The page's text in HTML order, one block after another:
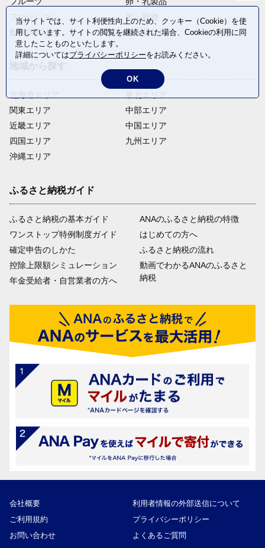
ファッション
米・穀物
飲料(酒以外)
返礼品なし
関東エリア
近畿エリア
四国エリア
沖縄エリア
中部エリア
中国エリア
九州エリア
ふるさと納税ガイド
ふるさと納税の基本ガイド
ワンストップ特例制度ガイド
確定申告のしかた
控除上限額シミュレーション
年金受給者・自営業者の方へ
ANAのふるさと納税の特徴
はじめての方へ
ふるさと納税の流れ
動画でわかるANAのふるさと
納税
会社概要
利用者情報の外部送信について
ご利用規約
プライバシーポリシー
お問い合わせ
よくあるご質問
当サイトでは、サイト利便性向上のため、クッキー（Cookie）を使
用しています。サイトの閲覧を継続された場合、Cookieの利用に同
意したことものといたします。
詳細についてはプライバシーポリシーをお読みください。
OK